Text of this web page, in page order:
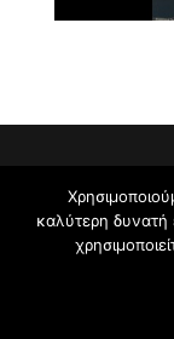
Εργαστήρι
καλύτερη δυνατή